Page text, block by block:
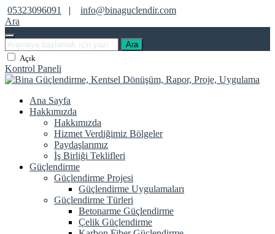
05323096091 |
info@binaguclendir.com
Ara
Ara
Açık
Kontrol Paneli
Ana Sayfa
Hakkımızda
Hakkımızda
Hizmet Verdiğimiz Bölgeler
Paydaşlarımız
İş Birliği Teklifleri
Güçlendirme
Güçlendirme Projesi
Güçlendirme Uygulamaları
Güçlendirme Türleri
Betonarme Güçlendirme
Çelik Güçlendirme